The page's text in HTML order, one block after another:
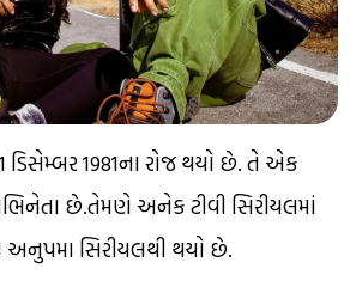
ડિસેમ્બર 1981ના રોજ થયો છે. તે એક
છે.તેમણે અનેક ટીવી સિરીયલમાં
અનુપમા સિરીયલથી થયો છે.